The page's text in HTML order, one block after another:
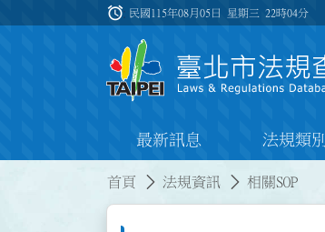
:::
alarm 民國115年08月05日 星期三22時04分
最新訊息 法規類別
首頁 法規資訊 相關SOP